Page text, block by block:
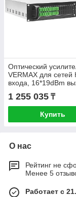
Оптический
VERMAX для сетей
входа, 16*19dBm
1 255 035 ₸
Купить
О нас
Рейтинг не
Менее 5
Работает с